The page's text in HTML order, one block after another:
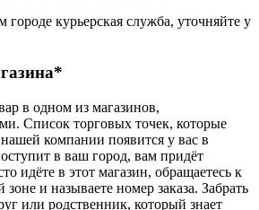
курьерская служба, уточняйте у
в одном из магазинов,
Список торговых точек, которые
компании появится у вас в
в ваш город, вам придёт
идёте в этот магазин, обращаетесь к
зоне и называете номер заказа. Забрать
или родственник, который знает